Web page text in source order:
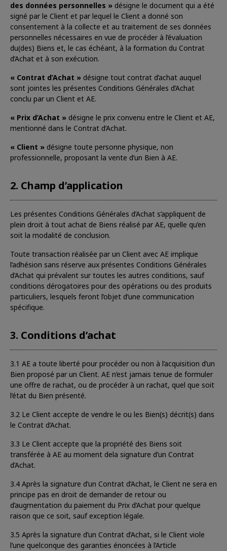
des données personnelles » désigne le document qui a été
signé par le Client et par lequel le Client a donné son
consentement à la collecte et au traitement de ses données
personnelles nécessaires en vue de procéder à l’évaluation
du(des) Biens et, le cas échéant, à la formation du Contrat
d’Achat et à son exécution.
« Contrat d’Achat » désigne tout contrat d’achat auquel
sont jointes les présentes Conditions Générales d’Achat
conclu par un Client et AE.
« Prix d’Achat » désigne le prix convenu entre le Client et AE,
mentionné dans le Contrat d’Achat.
« Client » désigne toute personne physique, non
professionnelle, proposant la vente d’un Bien à AE.
2. Champ d’application
Les présentes Conditions Générales d’Achat s’appliquent de
plein droit à tout achat de Biens réalisé par AE, quelle qu’en
soit la modalité de conclusion.
Toute transaction réalisée par un Client avec AE implique
l’adhésion sans réserve aux présentes Conditions Générales
d’Achat qui prévalent sur toutes les autres conditions, sauf
conditions dérogatoires pour des opérations ou des produits
particuliers, lesquels feront l’objet d’une communication
spécifique.
3. Conditions d’achat
3.1 AE a toute liberté pour procéder ou non à l’acquisition d’un
Bien proposé par un Client. AE n’est jamais tenue de formuler
une offre de rachat, ou de procéder à un rachat, quel que soit
l’état du Bien présenté.
3.2 Le Client accepte de vendre le ou les Bien(s) décrit(s) dans
le Contrat d’Achat.
3.3 Le Client accepte que la propriété des Biens soit
transférée à AE au moment dela signature d’un Contrat
d’Achat.
3.4 Après la signature d’un Contrat d’Achat, le Client ne sera en
principe pas en droit de demander de retour ou
d’augmentation du paiement du Prix d’Achat pour quelque
raison que ce soit, sauf exception légale.
3.5 Après la signature d’un Contrat d’Achat, si le Client viole
l’une quelconque des garanties énoncées à l’Article